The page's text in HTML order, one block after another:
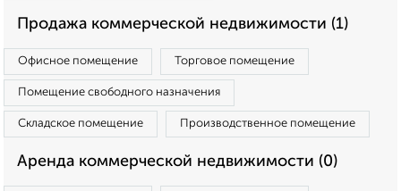
Продажа коммерческой недвижимости (1)
Офисное помещение Торговое помещение
Помещение свободного назначения
Складское помещение Производственное помещение
Аренда коммерческой недвижимости (0)